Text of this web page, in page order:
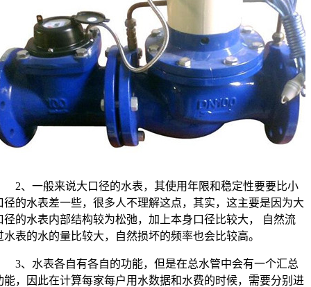
一般来说大口径的水表，其使用年限和稳定性要要比小
径的水表差一些，很多人不理解这点，其实，这主要是因为大
径的水表内部结构较为松弛，加上本身口径比较大， 自然流
水表的水的量比较大，自然损坏的频率也会比较高。
水表各自有各自的功能，但是在总水管中会有一个汇总
能，因此在计算每家每户用水数据和水费的时候，需要分别进